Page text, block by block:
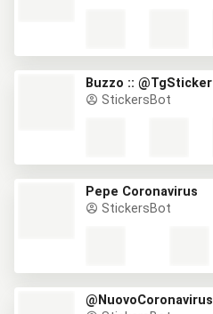
Buzzo :: @TgSticker
StickersBot
Pepe Coronavirus
StickersBot
@NuovoCoronavirus